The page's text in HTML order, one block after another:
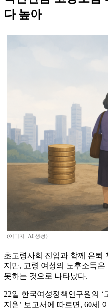
다 높아
(이미지=AI 생성)
초고령사회 진입과 함께 은퇴
지만, 고령 여성의 노후소득은
못하는 것으로 나타났다.
22일 한국여성정책연구원의
지원’ 보고서에 따르면, 60세